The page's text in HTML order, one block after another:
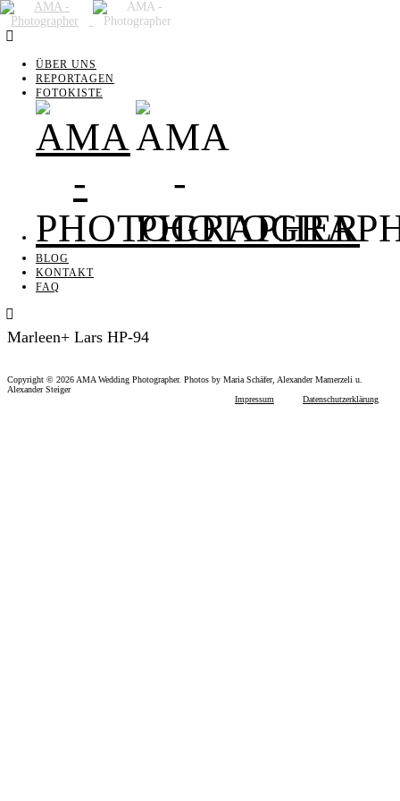
ÜBER UNS
REPORTAGEN
FOTOKISTE
ÜBER UNS
REPORTAGEN
FOTOKISTE
BLOG
KONTAKT
FAQ
Marleen+ Lars HP-94
Copyright © 2026 AMA Wedding Photographer. Photos by Maria Schäfer, Alexander Mamerzeli u.
Alexander Steiger
Impressum
Datenschutzerklärung